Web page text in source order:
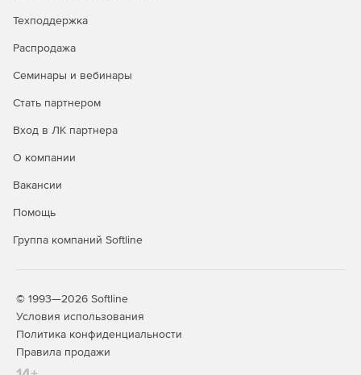
Купите nanoCAD GeoniCS 26 в нашем интернет-
Техподдержка
Распродажа
Семинары и вебинары
Стать партнером
Вход в ЛК партнера
О компании
Вакансии
Помощь
Группа компаний Softline
© 1993—2026 Softline
Условия использования
Политика конфиденциальности
Правила продажи